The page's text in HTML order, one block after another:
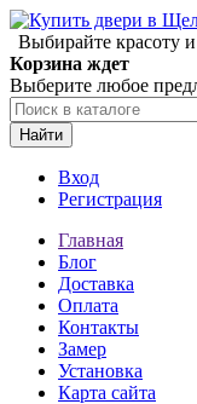
Выбирайте красоту
Корзина ждет
Выберите любое
Найти
Вход
Регистрация
Главная
Блог
Доставка
Оплата
Контакты
Замер
Установка
Карта сайта